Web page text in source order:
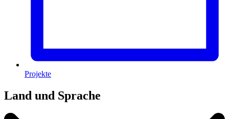
Projekte
Land und Sprache